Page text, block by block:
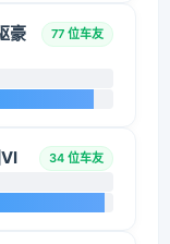
豪
77 位车友
34 位车友